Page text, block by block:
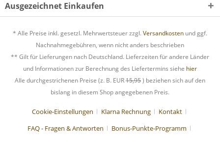
Ausgezeichnet Einkaufen
* Alle Preise inkl. gesetzl. Mehrwertsteuer zzgl. Versandkosten und ggf.
Nachnahmegebühren, wenn nicht anders beschrieben
** Gilt für Lieferungen nach Deutschland. Lieferzeiten für andere Länder
und Informationen zur Berechnung des Liefertermins siehe hier
Alle durchgestrichenen Preise (z. B. EUR15,95) beziehen sich auf den
bislang in diesem Shop angegebenen Preis.
Cookie-Einstellungen Klarna Rechnung
Kontakt
FAQ - Fragen & Antworten
Bonus-Punkte-Programm